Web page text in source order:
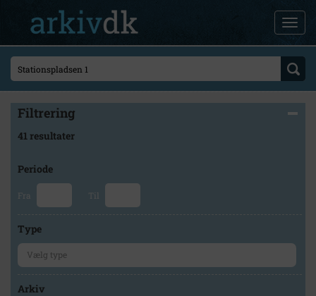
Filtrering
41 resultater
Periode
Fra Til
Type
Arkiv